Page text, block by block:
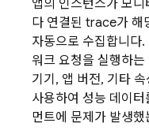
앱의 인스턴스가 모
다 연결된 trace가 해
자동으로 수집합니
워크 요청을 실행하
기기, 앱 버전, 기타
사용하여 성능 데이
먼트에 문제가 발생